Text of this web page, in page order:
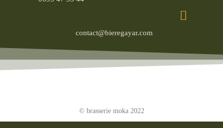
contact@bieregayar.com
© brasserie moka 2022